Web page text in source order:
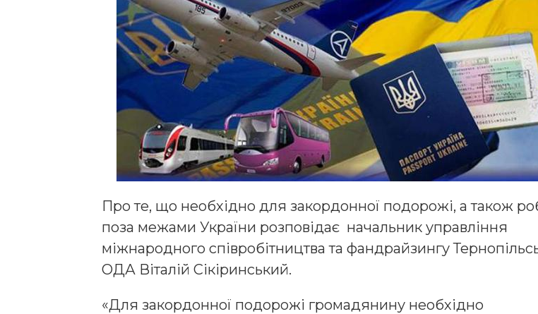
Про те, що необхідно для закордонної подорожі, а також
поза межами України розповідає начальник управління
міжнародного співробітництва та фандрайзингу
ОДА Віталій Сікіринський.
«Для закордонної подорожі громадянину необхідно